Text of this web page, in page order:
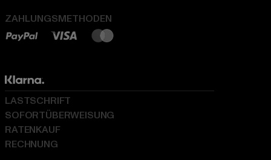
ZAHLUNGSMETHODEN
LASTSCHRIFT
SOFORTÜBERWEISUNG
RATENKAUF
RECHNUNG